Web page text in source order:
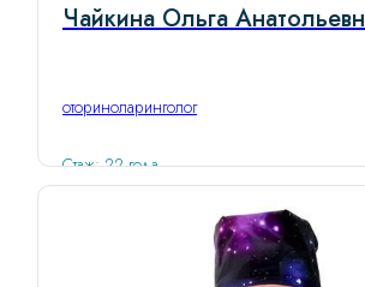
Чайкина Ольга
оториноларинголог
Стаж: 22 года